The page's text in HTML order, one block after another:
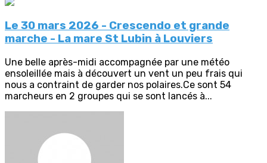
Le 30 mars 2026 - Crescendo et grande
marche - La mare St Lubin à Louviers
Une belle après-midi accompagnée par une météo
ensoleillée mais à découvert un vent un peu frais qui
nous a contraint de garder nos polaires.Ce sont 54
marcheurs en 2 groupes qui se sont lancés à...